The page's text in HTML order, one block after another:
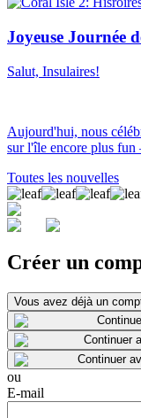
Joyeuse Journée
Salut, Insulaires!
Aujourd'hui, nous
sur l'île encore plus
Toutes les nouvelles
Créer un
Vous avez déjà un
Continuer
Continuer
ou
E-mail